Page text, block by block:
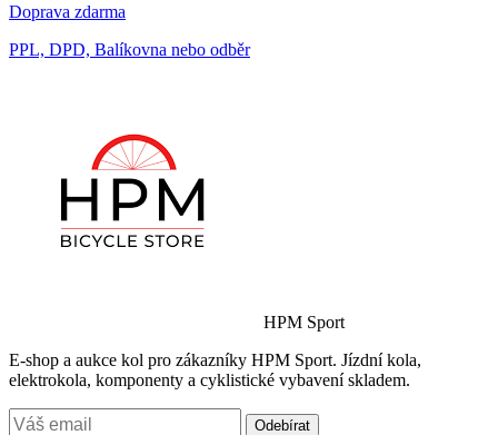
Doprava zdarma
PPL, DPD, Balíkovna nebo odběr
HPM Sport
E-shop a aukce kol pro zákazníky HPM Sport. Jízdní kola,
elektrokola, komponenty a cyklistické vybavení skladem.
Odebírat